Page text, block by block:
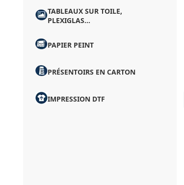
TABLEAUX SUR TOILE,
PLEXIGLAS...
PAPIER PEINT
PRÉSENTOIRS EN CARTON
IMPRESSION DTF